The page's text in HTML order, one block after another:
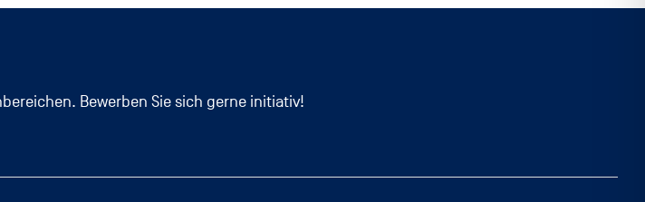
Bewerben Sie sich gerne initiativ!